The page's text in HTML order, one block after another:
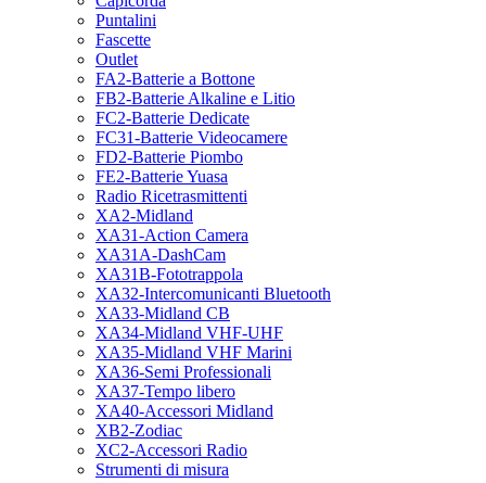
Puntalini
Fascette
Outlet
FA2-Batterie a Bottone
FB2-Batterie Alkaline e Litio
FC2-Batterie Dedicate
FC31-Batterie Videocamere
FD2-Batterie Piombo
FE2-Batterie Yuasa
Radio Ricetrasmittenti
XA2-Midland
XA31-Action Camera
XA31A-DashCam
XA31B-Fototrappola
XA32-Intercomunicanti Bluetooth
XA33-Midland CB
XA34-Midland VHF-UHF
XA35-Midland VHF Marini
XA36-Semi Professionali
XA37-Tempo libero
XA40-Accessori Midland
XB2-Zodiac
XC2-Accessori Radio
Strumenti di misura